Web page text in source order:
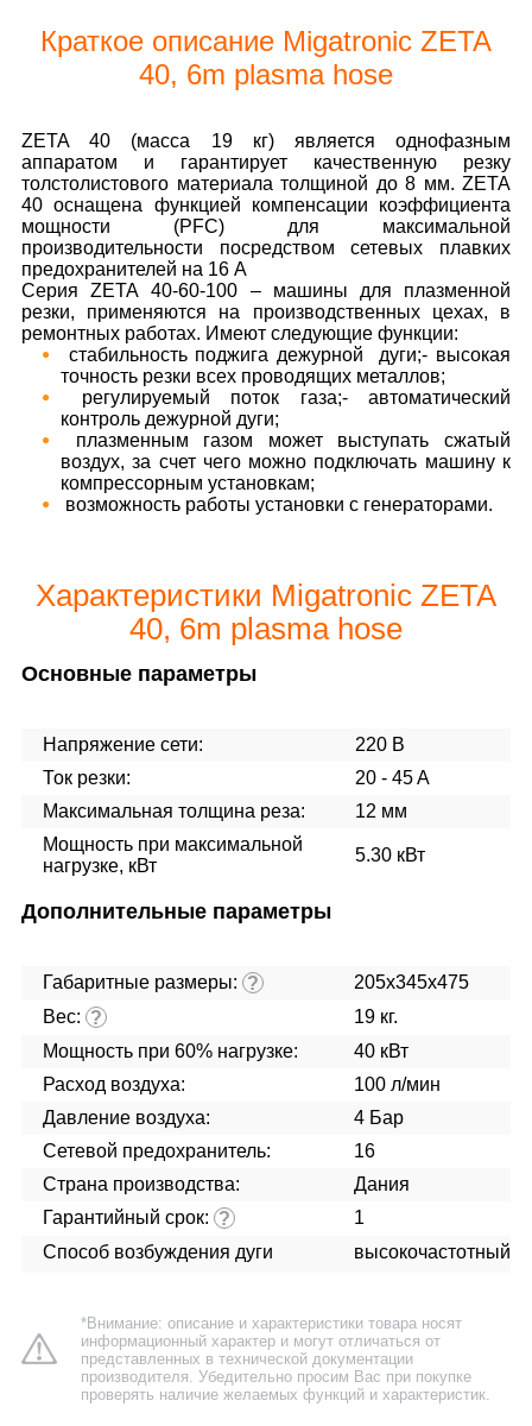
Краткое описание Migatronic ZETA
40, 6m plasma hose
ZETA 40 (масса 19 кг) является однофазным
аппаратом и гарантирует качественную резку
толстолистового материала толщиной до 8 мм. ZETA
40 оснащена функцией компенсации коэффициента
мощности (PFC) для максимальной
производительности посредством сетевых плавких
предохранителей на 16 А
Серия ZETA 40-60-100 – машины для плазменной
резки, применяются на производственных цехах, в
ремонтных работах. Имеют следующие функции:
стабильность поджига дежурной дуги;- высокая
точность резки всех проводящих металлов;
регулируемый поток газа;- автоматический
контроль дежурной дуги;
плазменным газом может выступать сжатый
воздух, за счет чего можно подключать машину к
компрессорным установкам;
возможность работы установки с генераторами.
Характеристики Migatronic ZETA
40, 6m plasma hose
Основные параметры
Напряжение сети:
220 В
Ток резки:
20 - 45 A
Максимальная толщина реза:
12 мм
Мощность при максимальной
нагрузке, кВт
5.30 кВт
Дополнительные параметры
Габаритные размеры: ?
205x345x475
Вес: ?
19 кг.
Мощность при 60% нагрузке:
40 кВт
Расход воздуха:
100 л/мин
Давление воздуха:
4 Бар
Сетевой предохранитель:
16
Страна производства:
Дания
Гарантийный срок: ?
1
Способ возбуждения дуги
высокочастотный
*Внимание: описание и характеристики товара носят
информационный характер и могут отличаться от
представленных в технической документации
производителя. Убедительно просим Вас при покупке
проверять наличие желаемых функций и характеристик.